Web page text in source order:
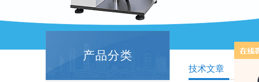
产品分类
技术文章